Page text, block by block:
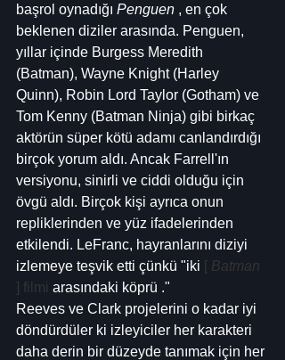
başrol oynadığı Penguen , en çok
beklenen diziler arasında. Penguen,
yıllar içinde Burgess Meredith
(Batman), Wayne Knight (Harley
Quinn), Robin Lord Taylor (Gotham) ve
Tom Kenny (Batman Ninja) gibi birkaç
aktörün süper kötü adamı canlandırdığı
birçok yorum aldı. Ancak Farrell'ın
versiyonu, sinirli ve ciddi olduğu için
övgü aldı. Birçok kişi ayrıca onun
repliklerinden ve yüz ifadelerinden
etkilendi. LeFranc, hayranlarını diziyi
izlemeye teşvik etti çünkü "iki [ Batman
] filmi arasındaki köprü ."
Reeves ve Clark projelerini o kadar iyi
döndürdüler ki izleyiciler her karakteri
daha derin bir düzeyde tanımak için her